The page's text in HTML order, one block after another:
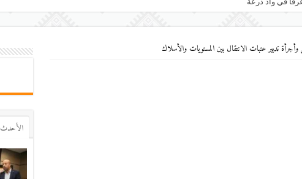
تدبير عتبات الانتقال بين المستويات والأسلاك
اﻷحدث